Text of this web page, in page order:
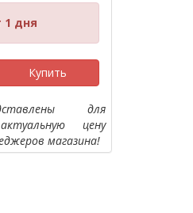
1 дня
Купить
для
цену
магазина!